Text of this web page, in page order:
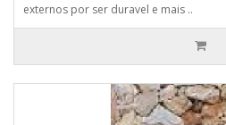
externos por ser duravel e mais ..